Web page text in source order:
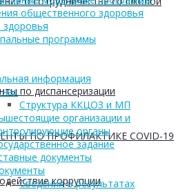
по диспансеризации
ПО ПРОФИЛАКТИКЕ COVID-19
коррупции
общественного здоровья
программы
информация
Структура ККЦОЗ и МП
организации и
органы
задание
документы
Сведения о результатах